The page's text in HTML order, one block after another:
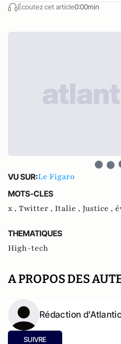
Écoutez cet article0:00min
VU SUR:Le Figaro
MOTS-CLES
x , Twitter , Italie , Justice ,
THEMATIQUES
High-tech
A PROPOS DES
Rédaction
SUIVRE